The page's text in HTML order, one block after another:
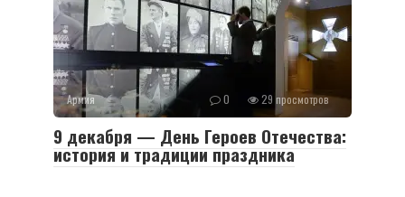
Армия 0 29 просмотров
9 декабря — День Героев Отечества:
история и традиции праздника